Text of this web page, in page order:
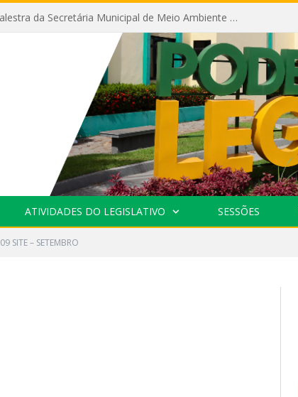
Câmara recebe palestra da Secretária Municipal de Meio Ambiente sobre as ações da “SEMANA DO MEIO AMBIENTE”
ATIVIDADES DO LEGISLATIVO SESSÕES
09 SITE – SETEMBRO